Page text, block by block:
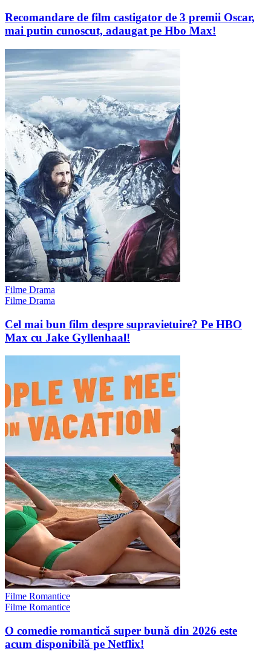
Recomandare de film castigator de 3 premii Oscar,
mai putin cunoscut, adaugat pe Hbo Max!
Filme Drama
Filme Drama
Cel mai bun film despre supravietuire? Pe HBO
Max cu Jake Gyllenhaal!
Filme Romantice
Filme Romantice
O comedie romantică super bună din 2026 este
acum disponibilă pe Netflix!